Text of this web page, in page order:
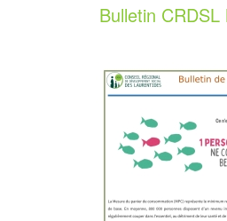
Bulletin